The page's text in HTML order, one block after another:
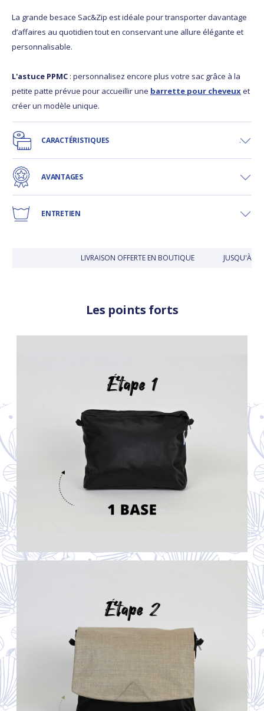
La grande besace Sac&Zip est idéale pour transporter davantage
d’affaires au quotidien tout en conservant une allure élégante et
personnalisable.
L'astuce PPMC : personnalisez encore plus votre sac grâce à la
petite patte prévue pour accueillir une barrette pour cheveuxet
créer un modèle unique.
CARACTÉRISTIQUES
AVANTAGES
ENTRETIEN
LIVRAISON OFFERTE EN BOUTIQUE JUSQU'À 30
Les points forts